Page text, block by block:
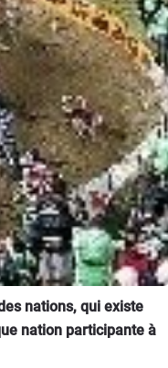
nations, qui existe
nation participante à